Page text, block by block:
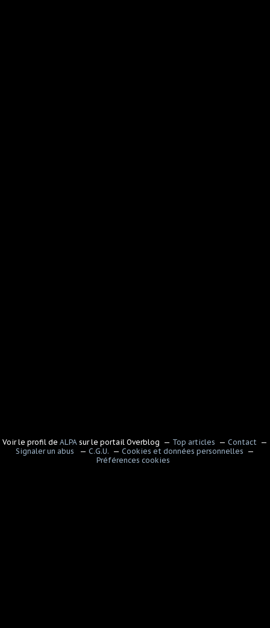
Voir le profil de ALPA sur le portail Overblog Top articles
Contact
Signaler un abus
C.G.U.
Cookies et données personnelles
Préférences cookies